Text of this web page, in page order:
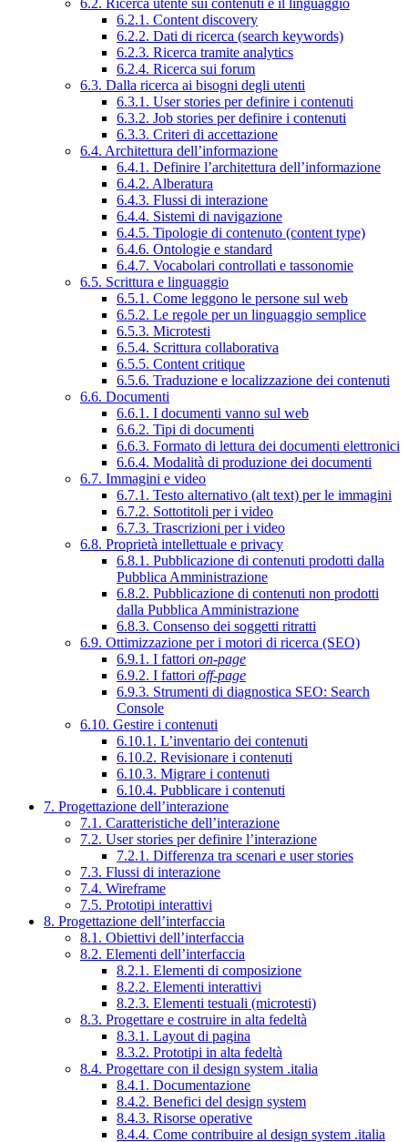
6.2.1. Content discovery
6.2.2. Dati di ricerca (search keywords)
6.2.3. Ricerca tramite analytics
6.2.4. Ricerca sui forum
6.3. Dalla ricerca ai bisogni degli utenti
6.3.1. User stories per definire i contenuti
6.3.2. Job stories per definire i contenuti
6.3.3. Criteri di accettazione
6.4. Architettura dell’informazione
6.4.1. Definire l’architettura dell’informazione
6.4.2. Alberatura
6.4.3. Flussi di interazione
6.4.4. Sistemi di navigazione
6.4.5. Tipologie di contenuto (content type)
6.4.6. Ontologie e standard
6.4.7. Vocabolari controllati e tassonomie
6.5. Scrittura e linguaggio
6.5.1. Come leggono le persone sul web
6.5.2. Le regole per un linguaggio semplice
6.5.3. Microtesti
6.5.4. Scrittura collaborativa
6.5.5. Content critique
6.5.6. Traduzione e localizzazione dei contenuti
6.6. Documenti
6.6.1. I documenti vanno sul web
6.6.2. Tipi di documenti
6.6.3. Formato di lettura dei documenti elettronici
6.6.4. Modalità di produzione dei documenti
6.7. Immagini e video
6.7.1. Testo alternativo (alt text) per le immagini
6.7.2. Sottotitoli per i video
6.7.3. Trascrizioni per i video
6.8. Proprietà intellettuale e privacy
6.8.1. Pubblicazione di contenuti prodotti dalla
Pubblica Amministrazione
6.8.2. Pubblicazione di contenuti non prodotti
dalla Pubblica Amministrazione
6.8.3. Consenso dei soggetti ritratti
6.9. Ottimizzazione per i motori di ricerca (SEO)
6.9.1. I fattori on-page
6.9.2. I fattori off-page
6.9.3. Strumenti di diagnostica SEO: Search
Console
6.10. Gestire i contenuti
6.10.1. L’inventario dei contenuti
6.10.2. Revisionare i contenuti
6.10.3. Migrare i contenuti
6.10.4. Pubblicare i contenuti
7. Progettazione dell’interazione
7.1. Caratteristiche dell’interazione
7.2. User stories per definire l’interazione
7.2.1. Differenza tra scenari e user stories
7.3. Flussi di interazione
7.4. Wireframe
7.5. Prototipi interattivi
8. Progettazione dell’interfaccia
8.1. Obiettivi dell’interfaccia
8.2. Elementi dell’interfaccia
8.2.1. Elementi di composizione
8.2.2. Elementi interattivi
8.2.3. Elementi testuali (microtesti)
8.3. Progettare e costruire in alta fedeltà
8.3.1. Layout di pagina
8.3.2. Prototipi in alta fedeltà
8.4. Progettare con il design system .italia
8.4.1. Documentazione
8.4.2. Benefici del design system
8.4.3. Risorse operative
8.4.4. Come contribuire al design system .italia